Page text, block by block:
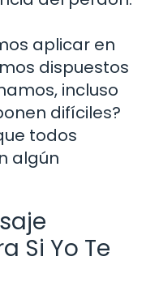
aplicar en
dispuestos
incluso
difíciles?
todos
algún
Si Yo Te